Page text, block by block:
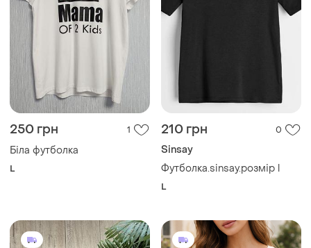
250 грн 1
Біла футболка
L
210 грн 0
Sinsay
Футболка.sinsay.розмір l
L